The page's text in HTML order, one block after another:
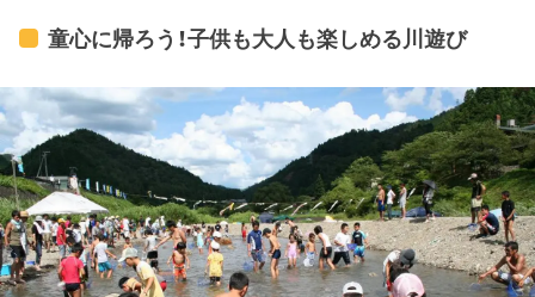
New year's holiday Fee: JPY300
童心に帰ろう！子供も大人も楽しめる川遊び